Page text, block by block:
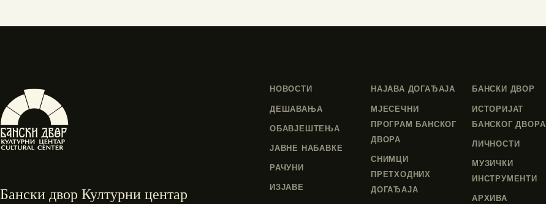
Бански двор Културни центар
НОВОСТИ
ДЕШАВАЊА
ОБАВЈЕШТЕЊА
ЈАВНЕ НАБАВКЕ
РАЧУНИ
ИЗЈАВЕ
НАЈАВА ДОГАЂАЈА
МЈЕСЕЧНИ
ПРОГРАМ БАНСКОГ
ДВОРА
СНИМЦИ
ПРЕТХОДНИХ
ДОГАЂАЈА
БАНСКИ ДВОР
ИСТОРИЈАТ
БАНСКОГ ДВОРА
ЛИЧНОСТИ
МУЗИЧКИ
ИНСТРУМЕНТИ
АРХИВА